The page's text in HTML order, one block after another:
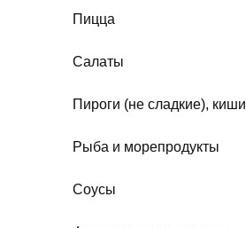
Пицца
Салаты
Пироги (не сладкие), киши
Рыба и морепродукты
Соусы